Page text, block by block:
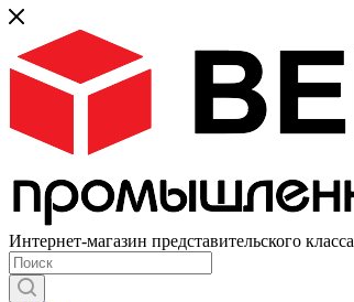
Интернет-магазин представительского класса